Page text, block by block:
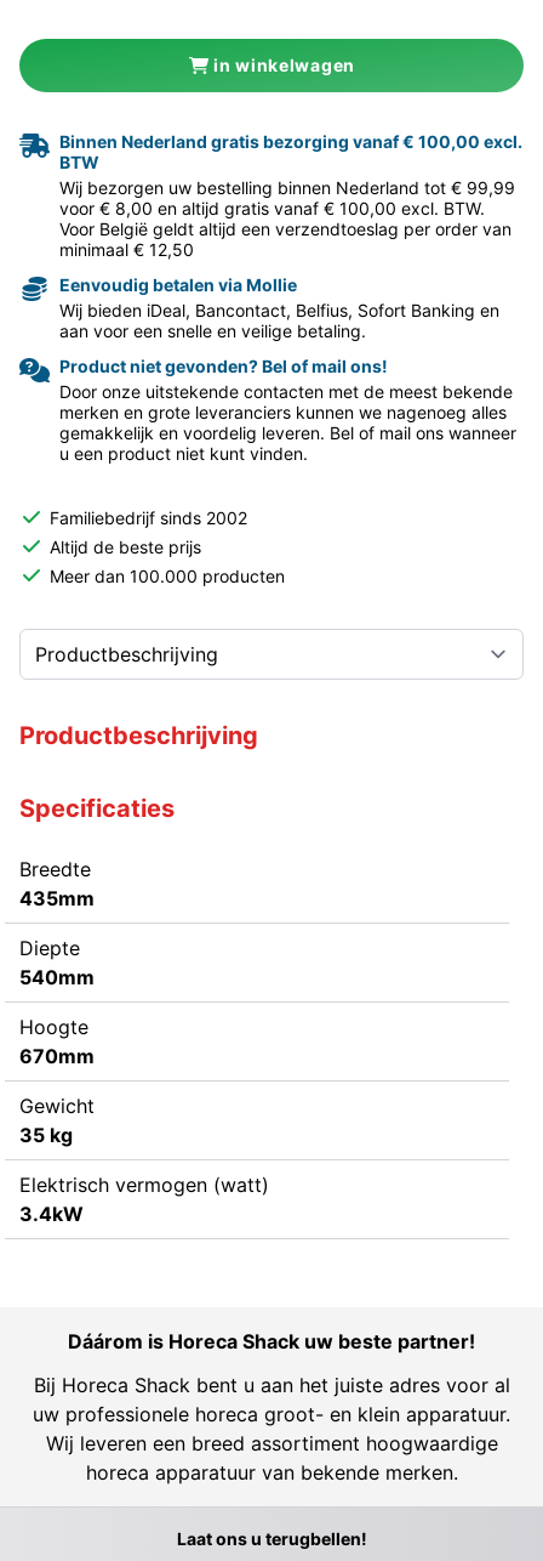
in winkelwagen
Binnen Nederland gratis bezorging vanaf € 100,00 excl.
BTW
Wij bezorgen uw bestelling binnen Nederland tot € 99,99
voor € 8,00 en altijd gratis vanaf € 100,00 excl. BTW.
Voor België geldt altijd een verzendtoeslag per order van
minimaal € 12,50
Eenvoudig betalen via Mollie
Wij bieden iDeal, Bancontact, Belfius, Sofort Banking en
aan voor een snelle en veilige betaling.
Product niet gevonden? Bel of mail ons!
Door onze uitstekende contacten met de meest bekende
merken en grote leveranciers kunnen we nagenoeg alles
gemakkelijk en voordelig leveren. Bel of mail ons wanneer
u een product niet kunt vinden.
Familiebedrijf sinds 2002
Altijd de beste prijs
Meer dan 100.000 producten
Productbeschrijving
Specificaties
Breedte
435mm
Diepte
540mm
Hoogte
670mm
Gewicht
35 kg
Elektrisch vermogen (watt)
3.4kW
Dáárom is Horeca Shack uw beste partner!
Bij Horeca Shack bent u aan het juiste adres voor al
uw professionele horeca groot- en klein apparatuur.
Wij leveren een breed assortiment hoogwaardige
horeca apparatuur van bekende merken.
Laat ons u terugbellen!